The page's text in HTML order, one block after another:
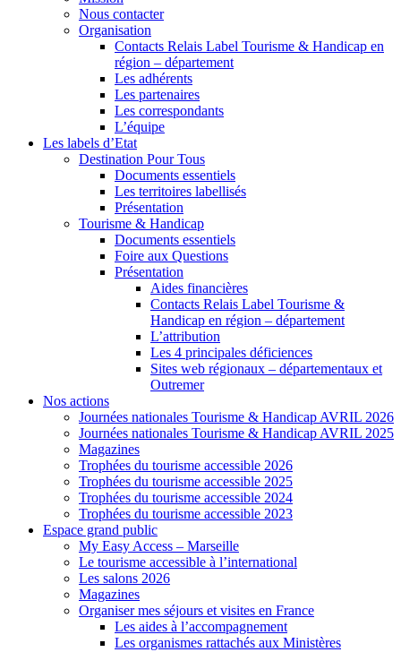
Nous contacter
Organisation
Contacts Relais Label Tourisme & Handicap en
région – département
Les adhérents
Les partenaires
Les correspondants
L’équipe
Les labels d’Etat
Destination Pour Tous
Documents essentiels
Les territoires labellisés
Présentation
Tourisme & Handicap
Documents essentiels
Foire aux Questions
Présentation
Aides financières
Contacts Relais Label Tourisme &
Handicap en région – département
L’attribution
Les 4 principales déficiences
Sites web régionaux – départementaux et
Outremer
Nos actions
Journées nationales Tourisme & Handicap AVRIL 2026
Journées nationales Tourisme & Handicap AVRIL 2025
Magazines
Trophées du tourisme accessible 2026
Trophées du tourisme accessible 2025
Trophées du tourisme accessible 2024
Trophées du tourisme accessible 2023
Espace grand public
My Easy Access – Marseille
Le tourisme accessible à l’international
Les salons 2026
Magazines
Organiser mes séjours et visites en France
Les aides à l’accompagnement
Les organismes rattachés aux Ministères